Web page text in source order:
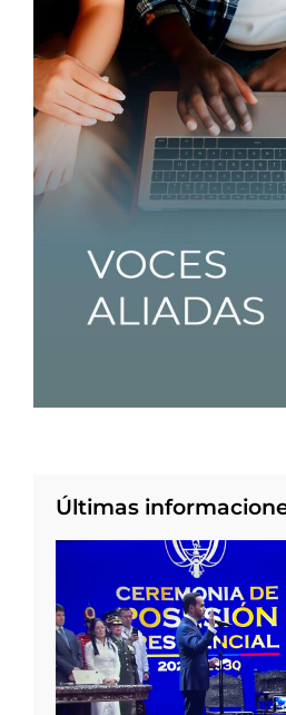
Últimas